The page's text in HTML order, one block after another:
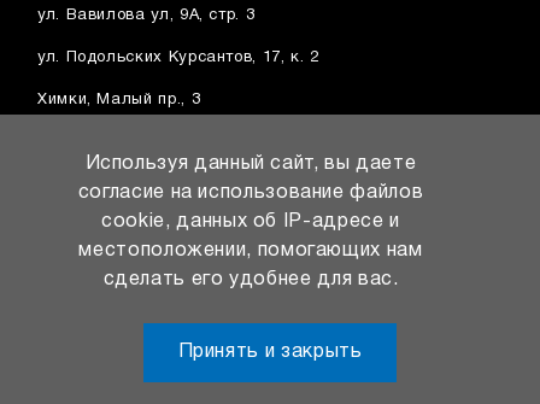
ул. Вавилова ул, 9А, стр. 3
ул. Подольских Курсантов, 17, к. 2
Химки, Малый пр., 3
Котельники, Дзержинское ш., 14
Видное, Проектируемый пр. № 251, вл1
персональных данных
Пользовательское
соглашение
Используя данный сайт, вы даете
согласие на использование файлов
cookie, данных об IP-адресе и
местоположении, помогающих нам
сделать его удобнее для вас.
Принять и закрыть